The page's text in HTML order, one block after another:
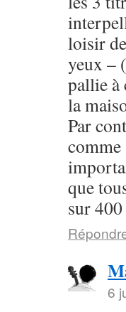
loisir
yeux –
pallie à
la
Par
que
sur
6